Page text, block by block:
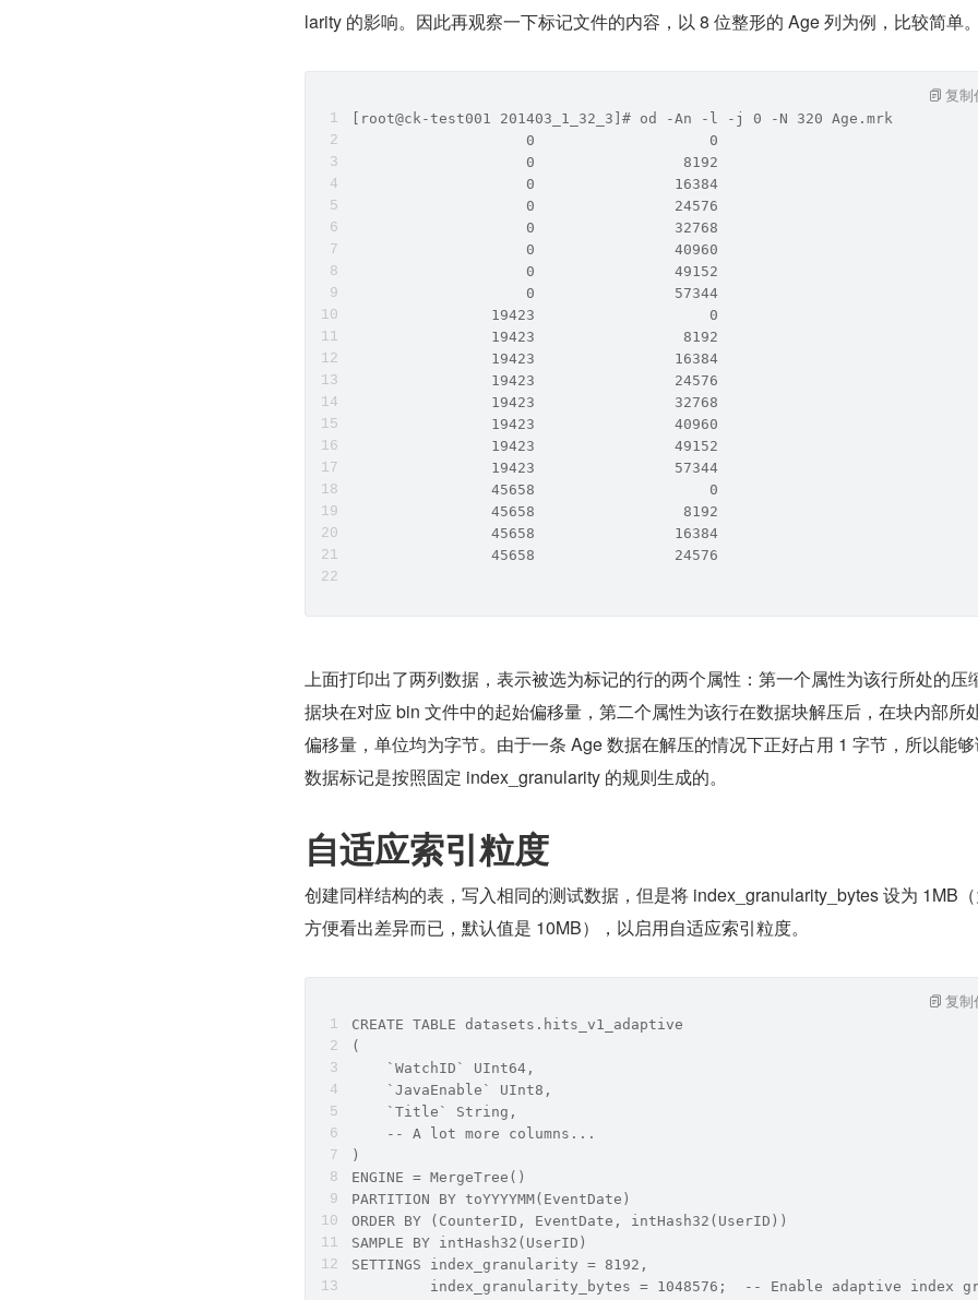
larity 的影响。因此再观察一下标记文件的内容，以 8 位整形的 Age 列为例，比较简单
[root@ck-test001 201403_1_32_3]# od -An -l -j 0 -N 320 Age.mrk
                    0                    0
                    0                 8192
                    0                16384
                    0                24576
                    0                32768
                    0                40960
                    0                49152
                    0                57344
                19423                    0
                19423                 8192
                19423                16384
                19423                24576
                19423                32768
                19423                40960
                19423                49152
                19423                57344
                45658                    0
                45658                 8192
                45658                16384
                45658                24576
复制
上面打印出了两列数据，表示被选为标记的行的两个属性：第一个属性为该行所处的压
据块在对应 bin 文件中的起始偏移量，第二个属性为该行在数据块解压后，在块内部所
偏移量，单位均为字节。由于一条 Age 数据在解压的情况下正好占用 1 字节，所以能
数据标记是按照固定 index_granularity 的规则生成的。
自适应索引粒度
创建同样结构的表，写入相同的测试数据，但是将 index_granularity_bytes 设为 1MB
方便看出差异而已，默认值是 10MB），以启用自适应索引粒度。
CREATE TABLE datasets.hits_v1_adaptive
(
    `WatchID` UInt64,
    `JavaEnable` UInt8,
    `Title` String,
    -- A lot more columns...
)
ENGINE = MergeTree()
PARTITION BY toYYYYMM(EventDate)
ORDER BY (CounterID, EventDate, intHash32(UserID))
SAMPLE BY intHash32(UserID)
SETTINGS index_granularity = 8192,
index_granularity_bytes = 1048576;  -- Enable adaptive index
复制